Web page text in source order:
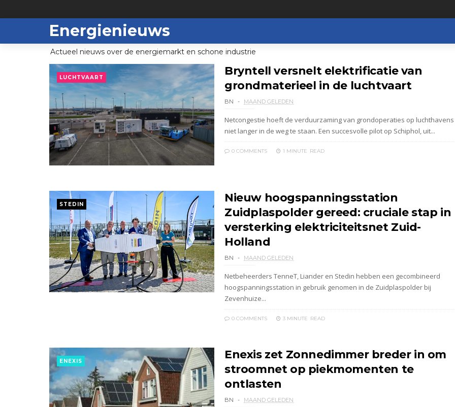
Energienieuws
Actueel nieuws over de energiemarkt en schone industrie
LUCHTVAART
Bryntell versnelt elektrificatie van
grondmaterieel in de luchtvaart
BN MAAND GELEDEN
Netcongestie hoeft de verduurzaming van grondoperaties op luchthavens
niet langer in de weg te staan. Een succesvolle pilot op Schiphol, uit...
0 COMMENTS 1 MINUTE READ
STEDIN
Nieuw hoogspanningsstation
Zuidplaspolder gereed: cruciale stap in
versterking elektriciteitsnet Zuid-
Holland
BN MAAND GELEDEN
Netbeheerders TenneT, Liander en Stedin hebben een gecombineerd
hoogspanningsstation in gebruik genomen in de Zuidplaspolder bij
Zevenhuize...
0 COMMENTS 3 MINUTE READ
ENEXIS
Enexis zet Zonnedimmer breder in om
stroomnet op piekmomenten te
ontlasten
BN MAAND GELEDEN